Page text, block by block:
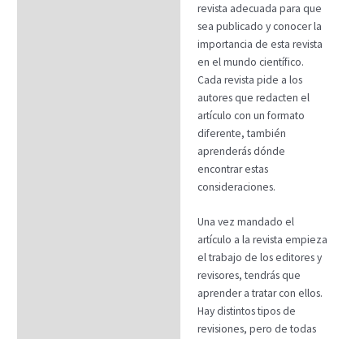
revista adecuada para que
sea publicado y conocer la
importancia de esta revista
en el mundo científico.
Cada revista pide a los
autores que redacten el
artículo con un formato
diferente, también
aprenderás dónde
encontrar estas
consideraciones.
Una vez mandado el
artículo a la revista empieza
el trabajo de los editores y
revisores, tendrás que
aprender a tratar con ellos.
Hay distintos tipos de
revisiones, pero de todas